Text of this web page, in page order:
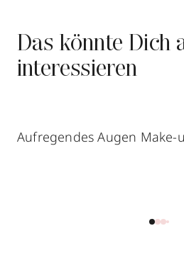
Das könnte Dich
interessieren
Aufregendes Augen Make-